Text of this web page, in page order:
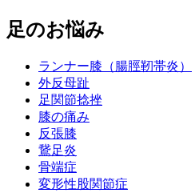
足のお悩み
ランナー膝（腸脛靭帯炎）
外反母趾
足関節捻挫
膝の痛み
反張膝
鵞足炎
骨端症
変形性股関節症